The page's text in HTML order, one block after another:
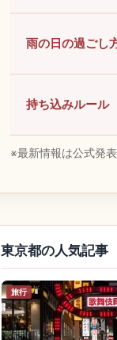
雨の日の過ごし
持ち込みルール
※最新情報は公式発
東京都の人気記事
旅行